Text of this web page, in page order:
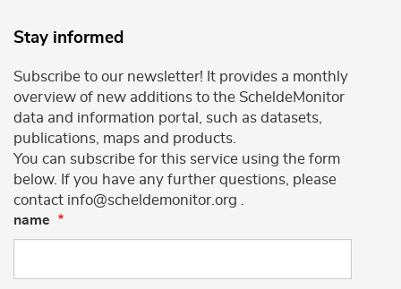
Stay informed
Subscribe to our newsletter! It provides a monthly
overview of new additions to the ScheldeMonitor
data and information portal, such as datasets,
publications, maps and products.
You can subscribe for this service using the form
below. If you have any further questions, please
contact info@scheldemonitor.org .
name